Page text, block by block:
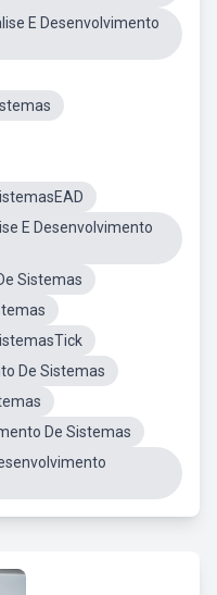
E Desenvolvimento
E Desenvolvimento
Sistemas
De Sistemas
De Sistemas